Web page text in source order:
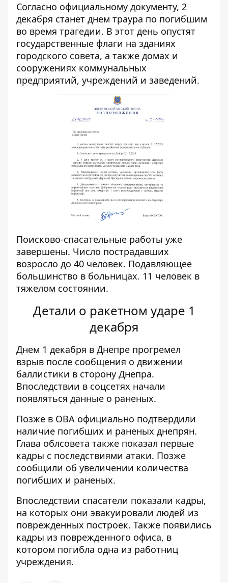
Согласно официальному документу, 2
декабря станет днем ​​траура по погибшим
во время трагедии. В этот день опустят
государственные флаги на зданиях
городского совета, а также домах и
сооружениях коммунальных
предприятий, учреждений и заведений.
Поисково-спасательные работы уже
завершены. Число пострадавших
возросло до 40 человек. Подавляющее
большинство в больницах. 11 человек в
тяжелом состоянии.
Детали о ракетном ударе 1
декабря
Днем 1 декабря в Днепре прогремел
взрыв после сообщения о движении
баллистики в сторону Днепра.
Впоследствии в соцсетях начали
появляться данные о раненых.
Позже в ОВА официально подтвердили
наличие погибших и раненых днепрян.
Глава облсовета также показал первые
кадры с последствиями атаки. Позже
сообщили об увеличении количества
погибших и раненых.
Впоследствии спасатели показали кадры,
на которых они эвакуировали людей из
поврежденных построек. Также появились
кадры из поврежденного офиса, в
котором погибла одна из работниц
учреждения.